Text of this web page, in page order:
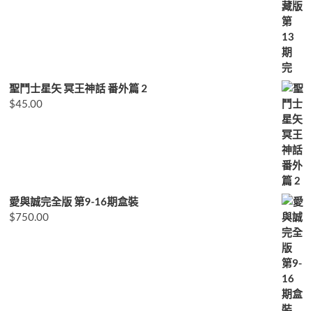
聖鬥士星矢 冥王神話 番外篇 2
$45.00
愛與誠完全版 第9-16期盒裝
$750.00